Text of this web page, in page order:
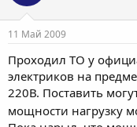
11 Май 2009
Проходил ТО у
электриков на
220В. Поставить
мощности нагрузку